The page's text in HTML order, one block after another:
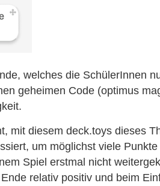
welches die SchülerInnen
geheimen Code (optimus
mit diesem deck.toys dieses
um möglichst viele
Spiel erstmal nicht
relativ positiv und beim